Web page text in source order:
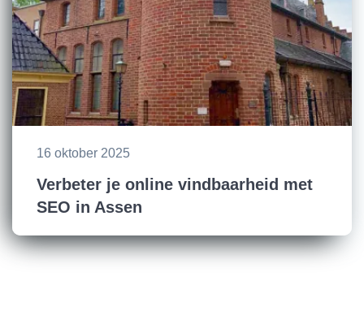
16 oktober 2025
Verbeter je online vindbaarheid met
SEO in Assen